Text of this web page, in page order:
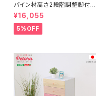
パイン材高さ2段階調整脚付き
すのこベッド(ダブル) ASP-02
D
¥16,055
5%OFF